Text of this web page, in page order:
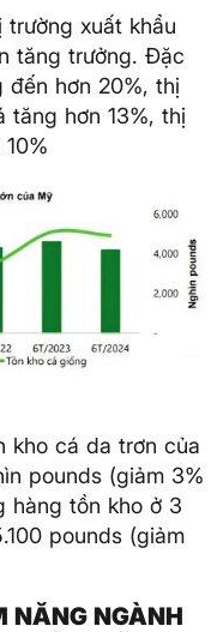
xuất khẩu
tăng trưởng. Đặc
hơn 20%, thị
tăng hơn 13%, thị
kho cá da trơn của
pounds (giảm 3%
hàng tồn kho ở 3
pounds (giảm
NĂNG NGÀNH